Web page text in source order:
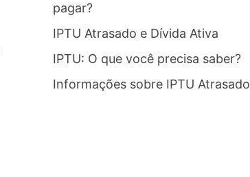
pagar?
IPTU Atrasado e Dívida Ativa
IPTU: O que você precisa saber?
Informações sobre IPTU Atrasado